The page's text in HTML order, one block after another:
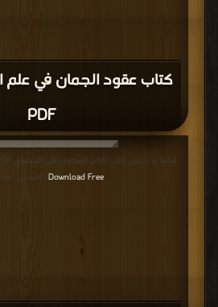
كتاب عقود الجمان في علم
PDF
قراءة و تحميل كتاب كتاب المطول على التلخيص PDF مجانا | مكتبة >
Download Free
| التحميل :